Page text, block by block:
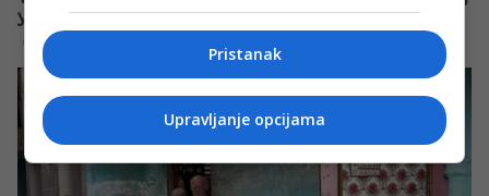
Pristanak
Upravljanje opcijama